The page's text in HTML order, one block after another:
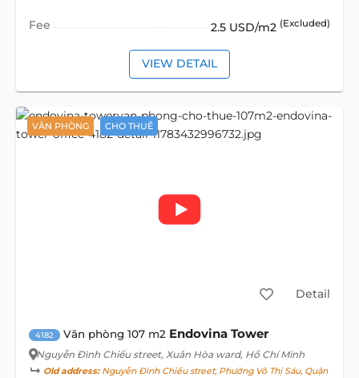
Fee 2.5 USD/m2 (Excluded)
VIEW DETAIL
VĂN PHÒNG CHO THUÊ
Detail
4182 Văn phòng 107 m2 Endovina Tower
Nguyễn Đình Chiểu street, Xuân Hòa ward, Hồ Chí Minh
Old address:Nguyễn Đình Chiểu street, Phường Võ Thị Sáu, Quận